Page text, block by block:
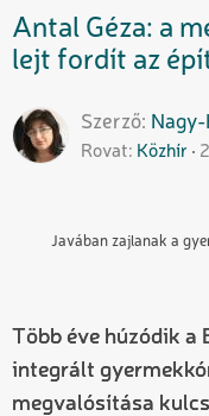
Antal Géza: a
lejt fordít az
Szerző
Rovat Közhír
Javában zajlanak a
Több éve húzódik a
integrált
megvalósítása